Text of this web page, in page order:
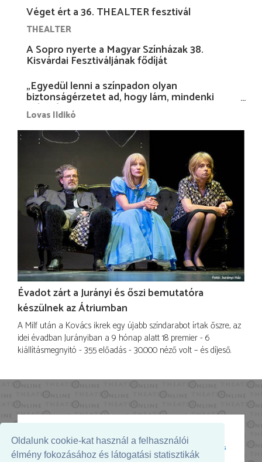
Oldalunk cookie-kat használ a felhasználói
élmény fokozásához és látogatási statisztikák
Véget ért a 36. THEALTER fesztivál
THEALTER
A Sopro nyerte a Magyar Színházak 38.
Kisvárdai Fesztiváljának fődíját
„Egyedül lenni a színpadon olyan
biztonságérzetet ad, hogy lám, mindenki
más nélkül is megvagyok magammal…”
Lovas Ildikó
Évadot zárt a Jurányi és őszi bemutatóra
készülnek az Átriumban
A Milf után a Kovács ikrek egy újabb színdarabot írtak őszre, az
idei évadban Jurányiban a 9 hónap alatt 18 premier - 6
kiállításmegnyitó - 355 előadás - 30.000 néző volt – és díjeső.
Az oldal megjelenését támogatja: